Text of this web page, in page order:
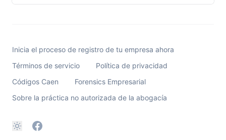
Inicia el proceso de registro de tu empresa ahora
Términos de servicio
Política de privacidad
Códigos Caen
Forensics Empresarial
Sobre la práctica no autorizada de la abogacía